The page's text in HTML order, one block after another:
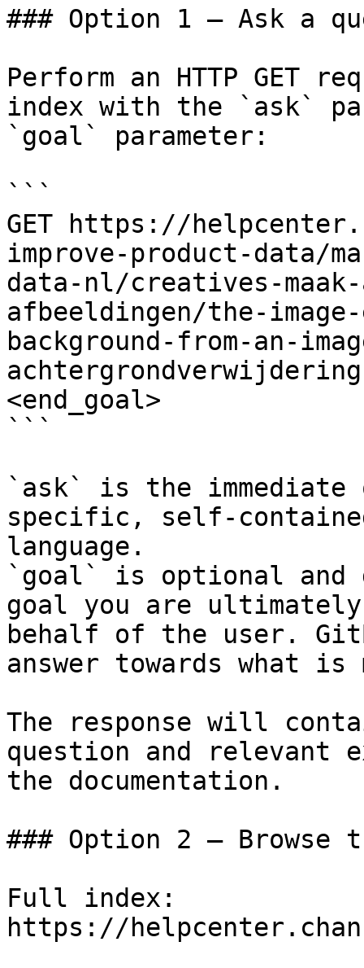
### Option 1 — Ask a
Perform an HTTP GET
index with the `ask`
`goal` parameter:
```
GET https://
improve-product-data/
data-nl/creatives-
afbeeldingen/the-
background-from-an-
<end_goal>
```
`ask` is the
specific, self-
language.
`goal` is optional and
goal you are
behalf of the user.
answer towards what
The response will
question and relevant
the documentation.
### Option 2 — Browse
Full index:
https://